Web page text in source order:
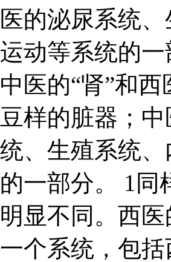
医的泌尿系统
运动等系统的一
中医的“肾”和
豆样的脏器；
统、生殖系统
的一部分。 1同
明显不同。西
一个系统，包